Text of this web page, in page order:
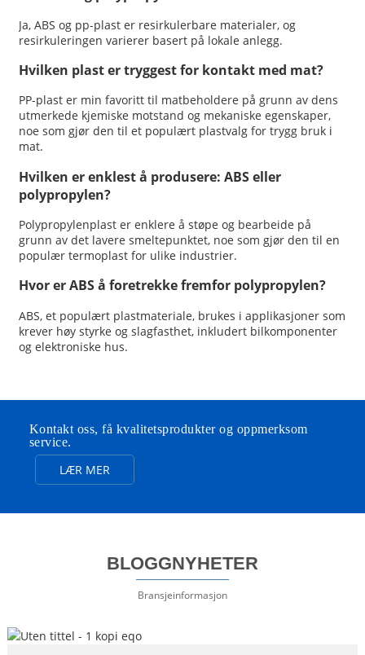
Ja, ABS og pp-plast er resirkulerbare materialer, og
resirkuleringen varierer basert på lokale anlegg.
Hvilken plast er tryggest for kontakt med mat?
PP-plast er min favoritt til matbeholdere på grunn av dens
utmerkede kjemiske motstand og mekaniske egenskaper,
noe som gjør den til et populært plastvalg for trygg bruk i
mat.
Hvilken er enklest å produsere: ABS eller
polypropylen?
Polypropylenplast er enklere å støpe og bearbeide på
grunn av det lavere smeltepunktet, noe som gjør den til en
populær termoplast for ulike industrier.
Hvor er ABS å foretrekke fremfor polypropylen?
ABS, et populært plastmateriale, brukes i applikasjoner som
krever høy styrke og slagfasthet, inkludert bilkomponenter
og elektroniske hus.
Kontakt oss, få kvalitetsprodukter og oppmerksom
service.
LÆR MER
BLOGGNYHETER
Bransjeinformasjon